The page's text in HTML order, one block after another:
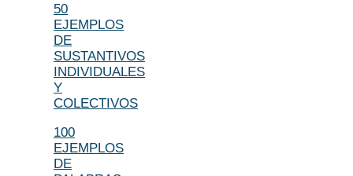
50
EJEMPLOS
DE
SUSTANTIVOS
INDIVIDUALES
Y
COLECTIVOS
100
EJEMPLOS
DE